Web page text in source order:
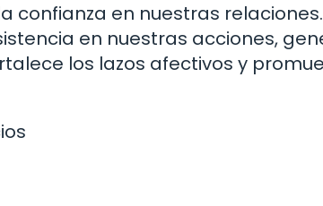
confianza en nuestras
en nuestras acciones,
los lazos afectivos y